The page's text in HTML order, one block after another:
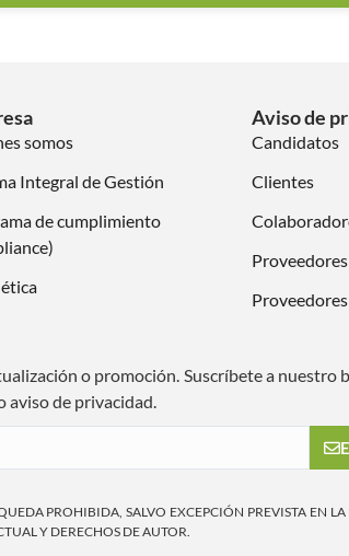
somos
Integral de Gestión
de cumplimiento
Aviso de
Candidatos
Clientes
Proveedores
o promoción. Suscríbete a nuestro
aviso de privacidad.
PROHIBIDA, SALVO EXCEPCIÓN PREVISTA EN
Y DERECHOS DE AUTOR.